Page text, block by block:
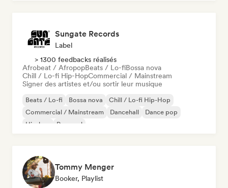
Sungate Records
Label
> 1300 feedbacks réalisés
Afrobeat / AfropopBeats / Lo-fiBossa nova
Chill / Lo-fi Hip-HopCommercial / Mainstream
Signer des artistes et/ou sortir leur musique
Beats / Lo-fi Bossa nova
Chill / Lo-fi Hip-Hop
Commercial / Mainstream
Dancehall
Dance pop
Hip-hop
Pop soul
Tommy Menger
Booker, Playlist